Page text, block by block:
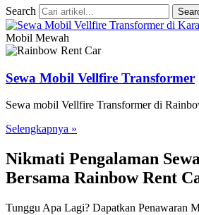
Search
Mobil Mewah
Sewa Mobil Vellfire Transformer
Sewa mobil Vellfire Transformer di
Selengkapnya »
Nikmati Pengalaman
Bersama Rainbow Rent
Tunggu Apa Lagi? Dapatkan Penawaran